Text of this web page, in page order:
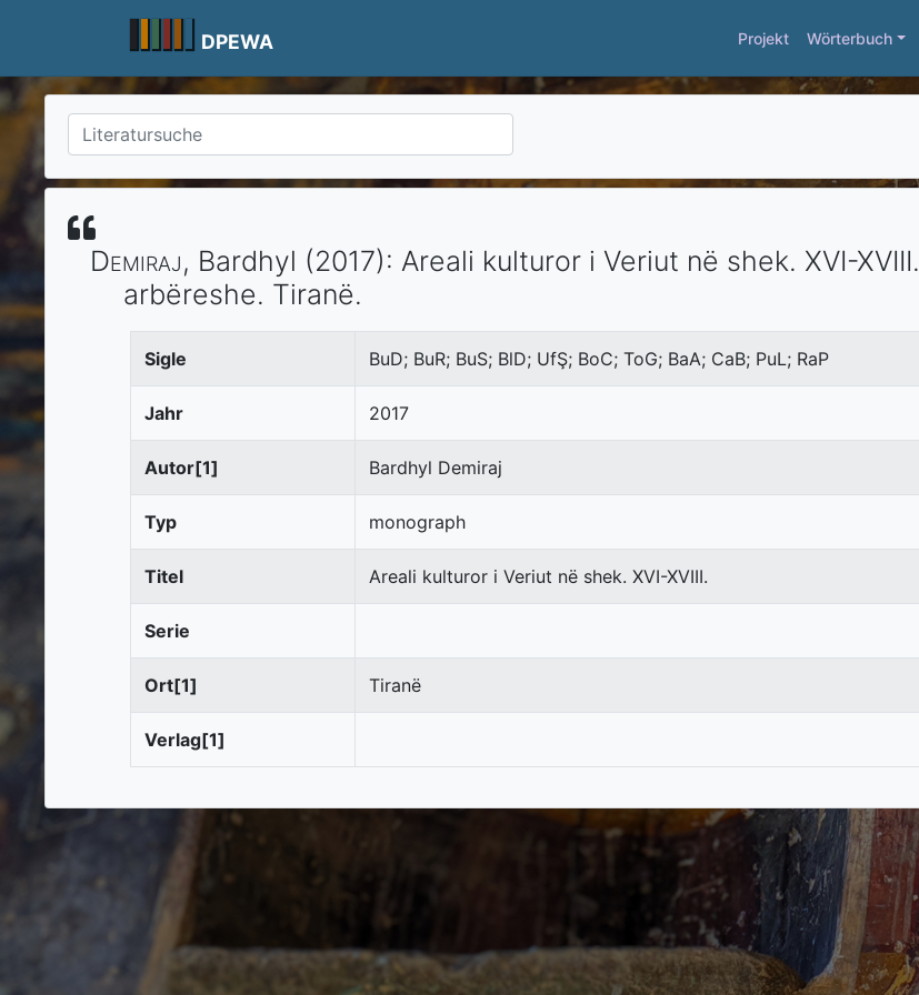
DPEWA Projekt Wörterbuch
Demiraj, Bardhyl (2017): Areali kulturor i Veriut në shek. XVI-XVIII.
arbëreshe. Tiranë.
Sigle BuD; BuR; BuS; BlD; UfŞ; BoC; ToG; BaA; CaB; PuL; RaP
Jahr 2017
Autor[1] Bardhyl Demiraj
Typ monograph
Titel Areali kulturor i Veriut në shek. XVI-XVIII.
Serie
Ort[1] Tiranë
Verlag[1]